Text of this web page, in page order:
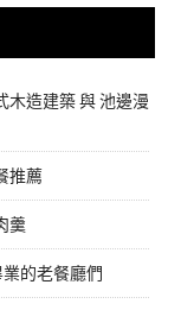
木造建築 與 池邊漫
推薦
羹
的老餐廳們